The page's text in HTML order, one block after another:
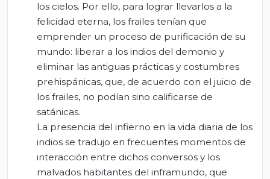
los cielos. Por ello, para lograr llevarlos a la
felicidad eterna, los frailes tenían que
emprender un proceso de purificación de su
mundo: liberar a los indios del demonio y
eliminar las antiguas prácticas y costumbres
prehispánicas, que, de acuerdo con el juicio de
los frailes, no podían sino calificarse de
satánicas.
La presencia del infierno en la vida diaria de los
indios se tradujo en frecuentes momentos de
interacción entre dichos conversos y los
malvados habitantes del inframundo, que